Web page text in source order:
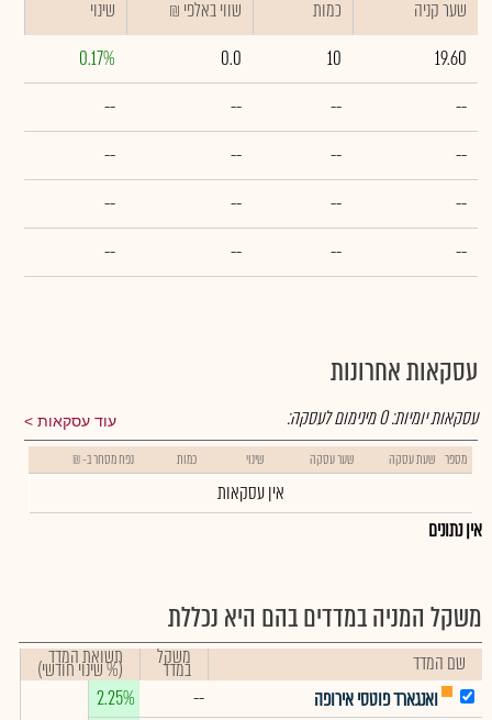
שער קניה כמות ₪ שווי באלפי
שינוי
19.60
10
0.0
0.17%
--
--
--
--
--
--
--
--
--
--
--
--
--
--
--
--
עסקאות אחרונות
עוד עסקאות עסקאות יומיות:0מינימום לעסקה:
מספר שעת עסקה שער עסקה שינוי כמות נפח מסחר ב- ₪
אין עסקאות
אין נתונים
משקל המניה במדדים בהם היא נכללת
שם המדד משקל
במדד תשואת המדד
(% שינוי חודשי)
ואנגארד פוטסי אירופה
--
2.25%